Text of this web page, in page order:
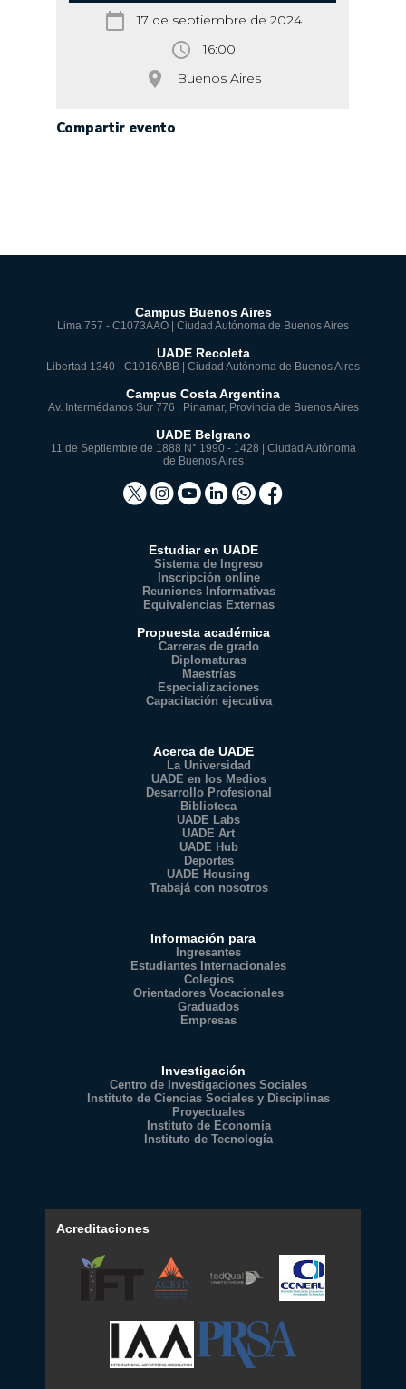
calendar_today 17 de septiembre de 2024
access_time 16:00
room Buenos Aires
Compartir evento
Campus Buenos Aires
Lima 757 - C1073AAO | Ciudad Autónoma de Buenos Aires
UADE Recoleta
Libertad 1340 - C1016ABB | Ciudad Autónoma de Buenos Aires
Campus Costa Argentina
Av. Intermédanos Sur 776 | Pinamar, Provincia de Buenos Aires
UADE Belgrano
11 de Septiembre de 1888 N° 1990 - 1428 | Ciudad Autónoma
de Buenos Aires
Estudiar en UADE
Sistema de Ingreso
Inscripción online
Reuniones Informativas
Equivalencias Externas
Propuesta académica
Carreras de grado
Diplomaturas
Maestrías
Especializaciones
Capacitación ejecutiva
Acerca de UADE
La Universidad
UADE en los Medios
Desarrollo Profesional
Biblioteca
UADE Labs
UADE Art
UADE Hub
Deportes
UADE Housing
Trabajá con nosotros
Información para
Ingresantes
Estudiantes Internacionales
Colegios
Orientadores Vocacionales
Graduados
Empresas
Investigación
Centro de Investigaciones Sociales
Instituto de Ciencias Sociales y Disciplinas
Proyectuales
Instituto de Economía
Instituto de Tecnología
Acreditaciones